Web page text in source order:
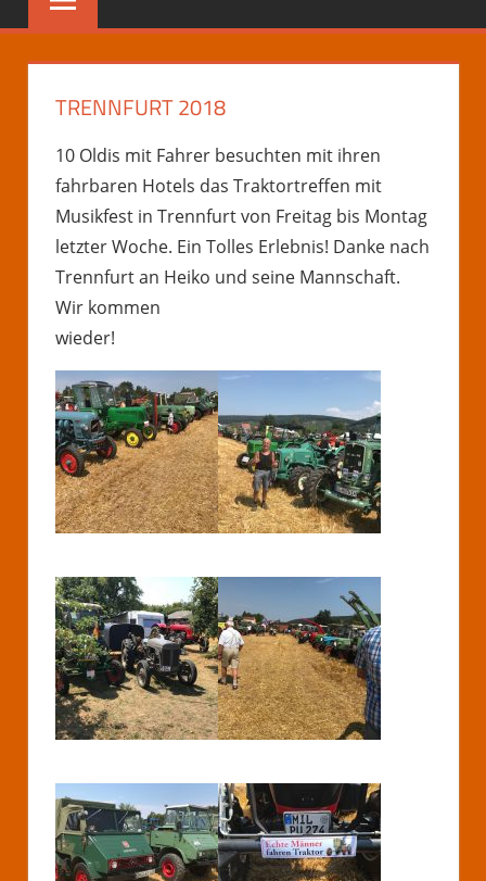
TRENNFURT 2018
10 Oldis mit Fahrer besuchten mit ihren
fahrbaren Hotels das Traktortreffen mit
Musikfest in Trennfurt von Freitag bis Montag
letzter Woche. Ein Tolles Erlebnis! Danke nach
Trennfurt an Heiko und seine Mannschaft.
Wir kommen